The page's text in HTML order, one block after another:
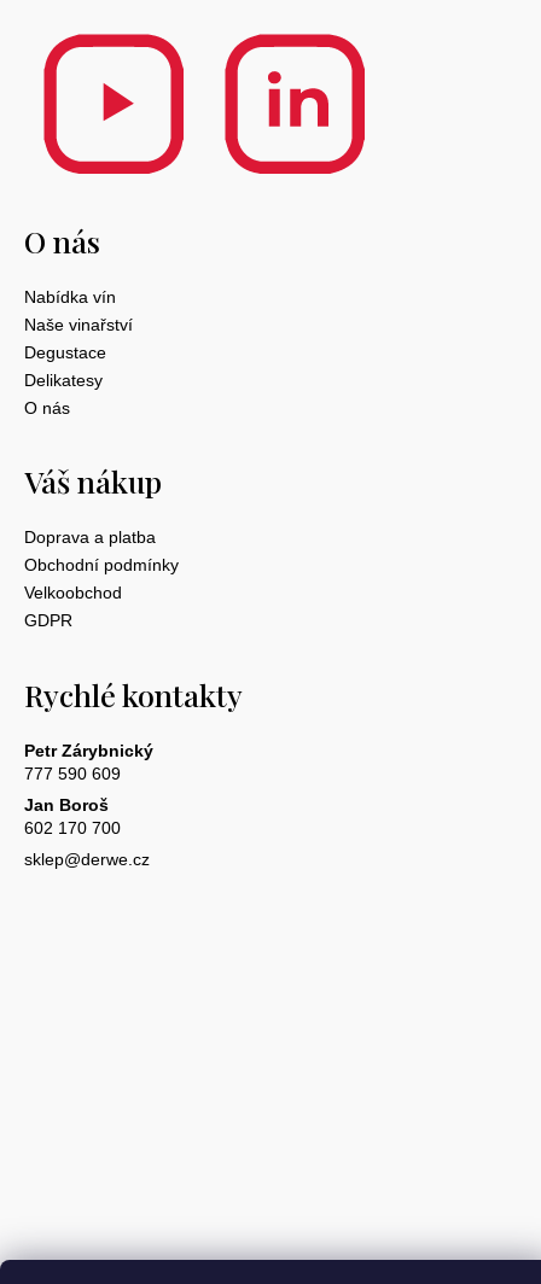
O nás
Nabídka vín
Naše vinařství
Degustace
Delikatesy
O nás
Váš nákup
Doprava a platba
Obchodní podmínky
Velkoobchod
GDPR
Rychlé kontakty
Petr Zárybnický
777 590 609
Jan Boroš
602 170 700
sklep@derwe.cz